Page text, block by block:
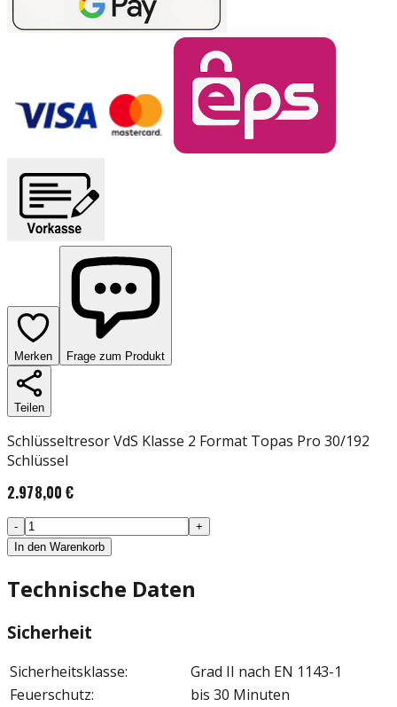
Merken Frage zum Produkt
Teilen
Schlüsseltresor VdS Klasse 2 Format Topas Pro 30/192
Schlüssel
2.978,00 €
-
+
In den Warenkorb
Technische Daten
Sicherheit
Sicherheitsklasse:
Grad II nach EN 1143-1
Feuerschutz: bis 30 Minuten